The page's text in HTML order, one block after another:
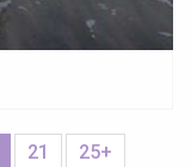
21
25+